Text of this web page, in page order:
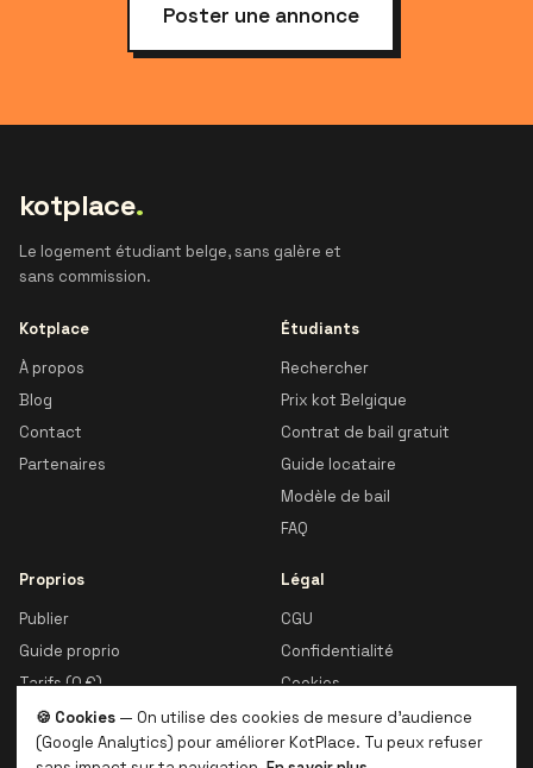
Poster une annonce
kotplace.
Le logement étudiant belge, sans galère et
sans commission.
Kotplace
À propos
Blog
Contact
Partenaires
Étudiants
Rechercher
Prix kot Belgique
Contrat de bail gratuit
Guide locataire
Modèle de bail
FAQ
Proprios
Publier
Guide proprio
Tarifs (0 €)
Légal
CGU
Confidentialité
Cookies
🍪 Cookies — On utilise des cookies de mesure d'audience
(Google Analytics) pour améliorer KotPlace. Tu peux refuser